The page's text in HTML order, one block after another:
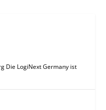
Die LogiNext Germany ist